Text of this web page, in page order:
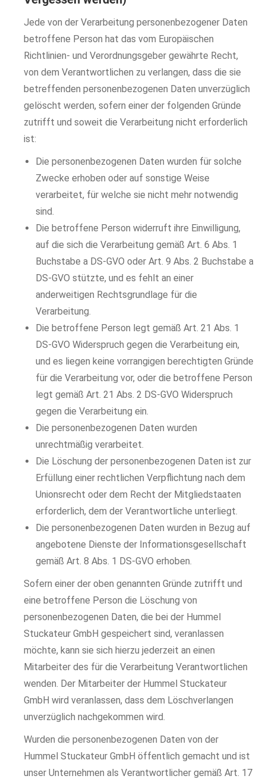
Jede von der Verarbeitung personenbezogener Daten
betroffene Person hat das vom Europäischen
Richtlinien- und Verordnungsgeber gewährte Recht,
von dem Verantwortlichen zu verlangen, dass die sie
betreffenden personenbezogenen Daten unverzüglich
gelöscht werden, sofern einer der folgenden Gründe
zutrifft und soweit die Verarbeitung nicht erforderlich
ist:
Die personenbezogenen Daten wurden für solche
Zwecke erhoben oder auf sonstige Weise
verarbeitet, für welche sie nicht mehr notwendig
sind.
Die betroffene Person widerruft ihre Einwilligung,
auf die sich die Verarbeitung gemäß Art. 6 Abs. 1
Buchstabe a DS-GVO oder Art. 9 Abs. 2 Buchstabe a
DS-GVO stützte, und es fehlt an einer
anderweitigen Rechtsgrundlage für die
Verarbeitung.
Die betroffene Person legt gemäß Art. 21 Abs. 1
DS-GVO Widerspruch gegen die Verarbeitung ein,
und es liegen keine vorrangigen berechtigten Gründe
für die Verarbeitung vor, oder die betroffene Person
legt gemäß Art. 21 Abs. 2 DS-GVO Widerspruch
gegen die Verarbeitung ein.
Die personenbezogenen Daten wurden
unrechtmäßig verarbeitet.
Die Löschung der personenbezogenen Daten ist zur
Erfüllung einer rechtlichen Verpflichtung nach dem
Unionsrecht oder dem Recht der Mitgliedstaaten
erforderlich, dem der Verantwortliche unterliegt.
Die personenbezogenen Daten wurden in Bezug auf
angebotene Dienste der Informationsgesellschaft
gemäß Art. 8 Abs. 1 DS-GVO erhoben.
Sofern einer der oben genannten Gründe zutrifft und
eine betroffene Person die Löschung von
personenbezogenen Daten, die bei der Hummel
Stuckateur GmbH gespeichert sind, veranlassen
möchte, kann sie sich hierzu jederzeit an einen
Mitarbeiter des für die Verarbeitung Verantwortlichen
wenden. Der Mitarbeiter der Hummel Stuckateur
GmbH wird veranlassen, dass dem Löschverlangen
unverzüglich nachgekommen wird.
Wurden die personenbezogenen Daten von der
Hummel Stuckateur GmbH öffentlich gemacht und ist
unser Unternehmen als Verantwortlicher gemäß Art. 17